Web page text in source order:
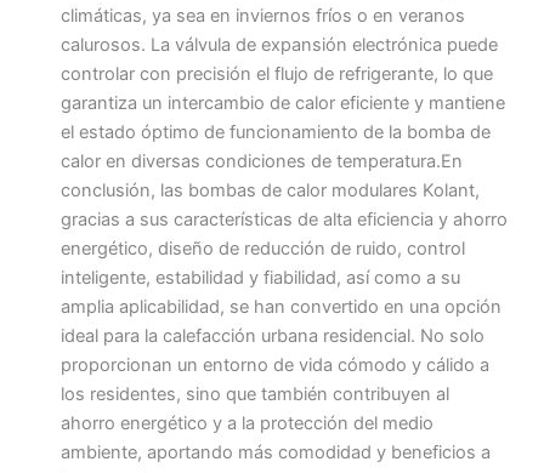
climáticas, ya sea en inviernos fríos o en veranos
calurosos. La válvula de expansión electrónica puede
controlar con precisión el flujo de refrigerante, lo que
garantiza un intercambio de calor eficiente y mantiene
el estado óptimo de funcionamiento de la bomba de
calor en diversas condiciones de temperatura.En
conclusión, las bombas de calor modulares Kolant,
gracias a sus características de alta eficiencia y ahorro
energético, diseño de reducción de ruido, control
inteligente, estabilidad y fiabilidad, así como a su
amplia aplicabilidad, se han convertido en una opción
ideal para la calefacción urbana residencial. No solo
proporcionan un entorno de vida cómodo y cálido a
los residentes, sino que también contribuyen al
ahorro energético y a la protección del medio
ambiente, aportando más comodidad y beneficios a